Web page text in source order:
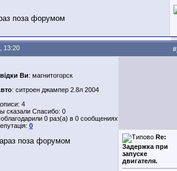
13:20 #
Ви: магнитогорск
: ситроен джампер 2.8л 2004
4
сказали Спасибо: 0
0 раз(а) в 0 сообщениях
0
Re:
Задержка при
запуске
двигателя.